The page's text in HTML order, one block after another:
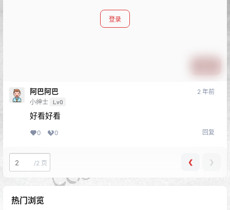
登录
阿巴阿巴
小绅士 Lv0
2 年前
好看好看
0 0 回复
/2 页 ❮ ❯
热门浏览